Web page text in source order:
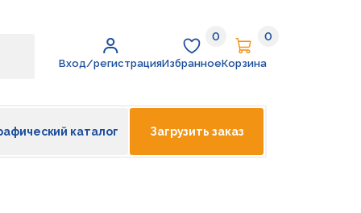
Вход/регистрация
Избранное
0
Избранное
Корзина
0
Корзина
каталог Загрузить заказ